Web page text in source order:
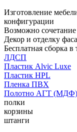
Изготовление
конфигурации
Возможно
Декор и отделку
Бесплатная сборка
ЛДСП
Пластик Alvic Luxe
Пластик HPL
Пленка ПВХ
Полотно АГТ (МДФ)
полки
корзины
штанги